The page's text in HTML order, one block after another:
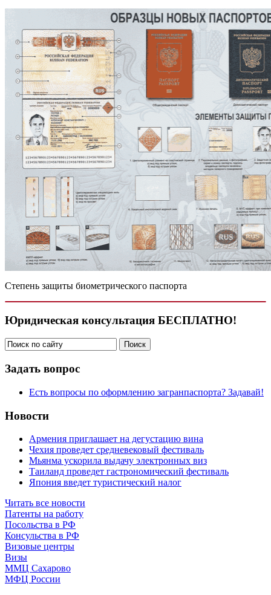
Степень защиты биометрического паспорта
Юридическая консультация БЕСПЛАТНО!
Задать вопрос
Есть вопросы по оформлению загранпаспорта? Задавай!
Новости
Армения приглашает на дегустацию вина
Чехия проведет средневековый фестиваль
Мьянма ускорила выдачу электронных виз
Таиланд проведет гастрономический фестиваль
Япония введет туристический налог
Читать все новости
Патенты на работу
Посольства в РФ
Консульства в РФ
Визовые центры
Визы
ММЦ Сахарово
МФЦ России